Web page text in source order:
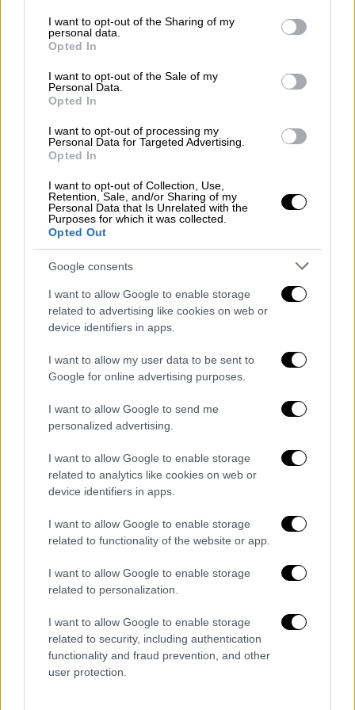
not limited to your visit or usage behaviour. You may click to
grant or deny consent to Google and its third-party tags to
use your data for below specified purposes in below Google
consent section.
I want to opt-out of the Sharing of my
personal data.
Opted In
I want to opt-out of the Sale of my
Personal Data.
Opted In
I want to opt-out of processing my
Personal Data for Targeted Advertising.
Opted In
I want to opt-out of Collection, Use,
Retention, Sale, and/or Sharing of my
Personal Data that Is Unrelated with the
Purposes for which it was collected.
Opted Out
Google consents
I want to allow Google to enable storage
related to advertising like cookies on web or
device identifiers in apps.
I want to allow my user data to be sent to
Google for online advertising purposes.
I want to allow Google to send me
personalized advertising.
I want to allow Google to enable storage
related to analytics like cookies on web or
device identifiers in apps.
I want to allow Google to enable storage
related to functionality of the website or app.
I want to allow Google to enable storage
related to personalization.
I want to allow Google to enable storage
related to security, including authentication
functionality and fraud prevention, and other
user protection.
καταγωγή και την αγάπη τους για τη
μουσική».
Η ίδια πηγή σημείωσε ότι οι δυο τουςείχαν
«γνωριστεί φευγαλέα πριν από χρόνια», όταν
Τζόνας, μέσω κοινών φίλων στη μουσική
βιομηχανία.
«Η Σόφι πάντα θαύμαζε τον Κρις και ήταν
μεγάλη θαυμάστρια τόσο του ίδιου όσο και
της μουσικής του, πολύ πριν γνωριστούν».
Μάλιστα, «είχε αστειευτεί ότι είχε ένα
μικρό κόλλημα μαζί του — οπότε είναι
αστείο και λίγο σουρεαλιστικό που τελικά
συνδέθηκαν ρομαντικά στην πραγματική
ζωή».
Chris Martin, 48, and Sophie Turner,
29, have reportedly gone on multiple
dates: ‘There’s a definite spark’
https://t.co/A3HZ36zcwF
— Page Six (@PageSix)November 4,
2025
Η πρωταγωνίστρια του Game of Thrones
φέρεται να έβαλε τέλος στη σχέση της με
τον Πέρεγκριν Πίρσον στα τέλη
Σεπτεμβρίου, ύστερα από δύο χρόνια on-off
σχέσης, με τον χωρισμό να ακολουθεί μετά
από έντονους καβγάδες.
Ο frontman των